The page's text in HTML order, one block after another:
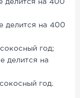
делится на 400
делится на 400
год;
делится на
год.